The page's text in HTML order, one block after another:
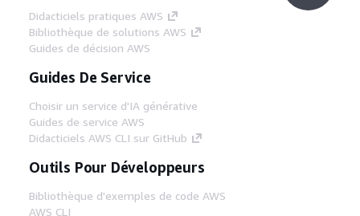
Didacticiels pratiques AWS
Bibliothèque de solutions AWS
Guides de décision AWS
Guides De Service
Choisir un service d'IA générative
Guides de service AWS
Didacticiels AWS CLI sur GitHub
Outils Pour Développeurs
Bibliothèque d'exemples de code AWS
AWS CLI